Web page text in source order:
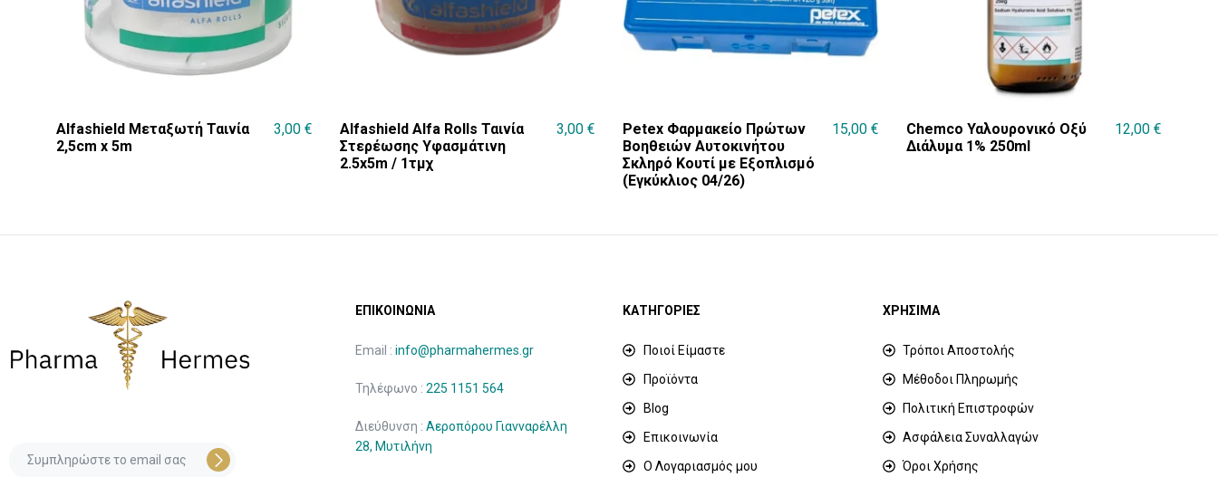
Alfashield Μεταξωτή Ταινία
2,5cm x 5m
3,00 €
Alfashield Alfa Rolls Ταινία
Στερέωσης Υφασμάτινη
2.5x5m / 1τμχ
3,00 €
Petex Φαρμακείο Πρώτων
Βοηθειών Αυτοκινήτου
Σκληρό Κουτί με Εξοπλισμό
(Εγκύκλιος 04/26)
15,00 €
Chemco Υαλουρονικό Οξύ
Διάλυμα 1% 250ml
12,00 €
ΕΠΙΚΟΙΝΩΝΙΑ
Email : info@pharmahermes.gr
Τηλέφωνο : 225 1151 564
Διεύθυνση : Αεροπόρου Γιανναρέλλη
28, Μυτιλήνη
ΚΑΤΗΓΟΡΙΕΣ
Ποιοί Είμαστε
Προϊόντα
Blog
Επικοινωνία
Ο Λογαριασμός μου
ΧΡΗΣΙΜΑ
Τρόποι Αποστολής
Μέθοδοι Πληρωμής
Πολιτική Επιστροφών
Ασφάλεια Συναλλαγών
Όροι Χρήσης